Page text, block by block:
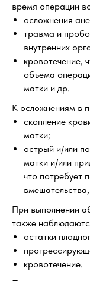
время операции
осложнения
травма и
внутренних
кровотечение,
объема
матки и др.
К осложнениям в
скопление
матки;
острый и/или
матки и/или
что потребует
При выполнении
также
остатки
кровотечение.